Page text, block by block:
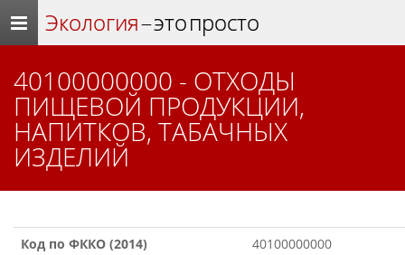
Экология– это просто
40100000000 - ОТХОДЫ
ПИЩЕВОЙ ПРОДУКЦИИ,
НАПИТКОВ, ТАБАЧНЫХ
ИЗДЕЛИЙ
Код по ФККО (2014)
40100000000